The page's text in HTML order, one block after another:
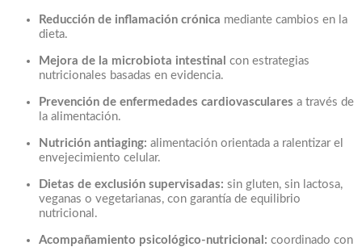
Reducción de inflamación crónica mediante cambios en la
dieta.
Mejora de la microbiota intestinal con estrategias
nutricionales basadas en evidencia.
Prevención de enfermedades cardiovasculares a través de
la alimentación.
Nutrición antiaging: alimentación orientada a ralentizar el
envejecimiento celular.
Dietas de exclusión supervisadas: sin gluten, sin lactosa,
veganas o vegetarianas, con garantía de equilibrio
nutricional.
Acompañamiento psicológico-nutricional: coordinado con